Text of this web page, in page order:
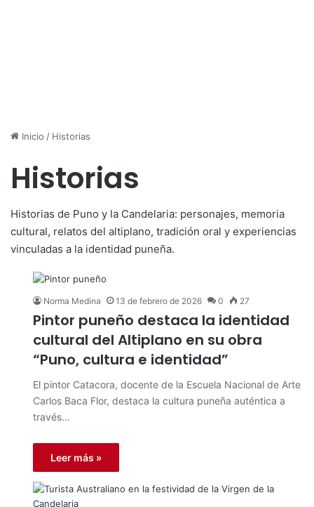
Inicio / Historias
Historias
Historias de Puno y la Candelaria: personajes, memoria
cultural, relatos del altiplano, tradición oral y experiencias
vinculadas a la identidad puneña.
Norma Medina 13 de febrero de 2026 0 27
Pintor puneño destaca la identidad
cultural del Altiplano en su obra
“Puno, cultura e identidad”
El pintor Catacora, docente de la Escuela Nacional de Arte
Carlos Baca Flor, destaca la cultura puneña auténtica a
través…
Leer más »